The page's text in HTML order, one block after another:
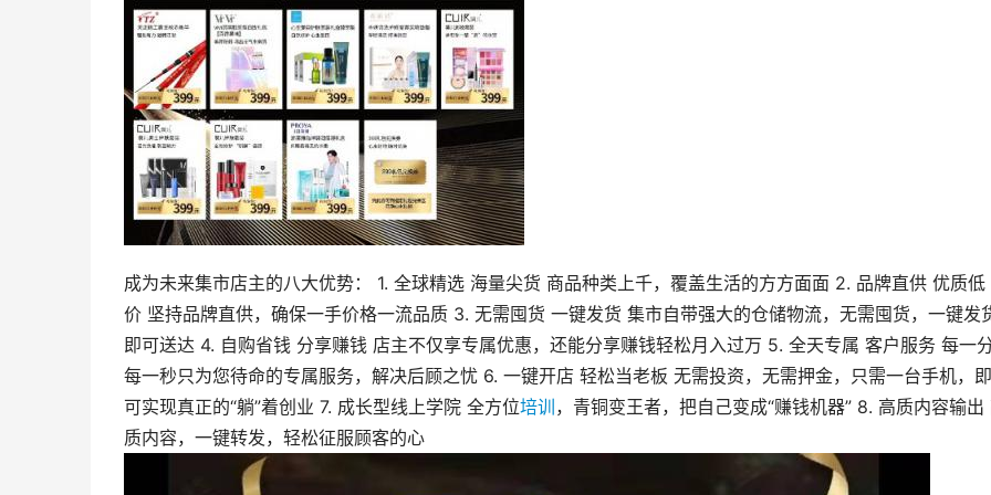
成为未来集市店主的八大优势： 1. 全球精选 海量尖货 商品种类上千，覆盖生活的方方面面 2. 品牌直供 优质低
价 坚持品牌直供，确保一手价格一流品质 3. 无需囤货 一键发货 集市自带强大的仓储物流，无需囤货，一键发
即可送达 4. 自购省钱 分享赚钱 店主不仅享专属优惠，还能分享赚钱轻松月入过万 5. 全天专属 客户服务 每一
每一秒只为您待命的专属服务，解决后顾之忧 6. 一键开店 轻松当老板 无需投资，无需押金，只需一台手机，即
可实现真正的“躺”着创业 7. 成长型线上学院 全方位培训 ，青铜变王者，把自己变成“赚钱机器” 8. 高质内容输出
质内容，一键转发，轻松征服顾客的心